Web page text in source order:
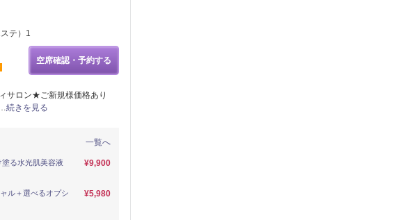
テ）1
空席確認・予約する
サロン★ご新規様価格あり
続きを見る
一覧へ
る水光肌美容液
¥9,900
ル＋選べるオプシ
¥5,980